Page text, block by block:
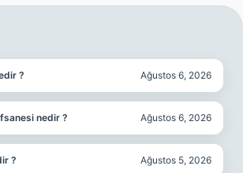
? Ağustos 6, 2026
nedir ? Ağustos 6, 2026
? Ağustos 5, 2026